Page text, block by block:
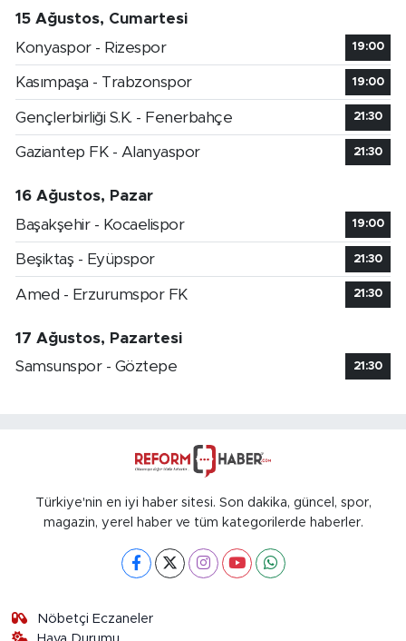
15 Ağustos, Cumartesi
Konyaspor - Rizespor
19:00
Kasımpaşa - Trabzonspor 19:00
Gençlerbirliği S.K. - Fenerbahçe 21:30
Gaziantep FK - Alanyaspor 21:30
16 Ağustos, Pazar
Başakşehir - Kocaelispor
19:00
Beşiktaş - Eyüpspor 21:30
Amed - Erzurumspor FK 21:30
17 Ağustos, Pazartesi
Samsunspor - Göztepe
21:30
Türkiye'nin en iyi haber sitesi. Son dakika, güncel, spor,
magazin, yerel haber ve tüm kategorilerde haberler.
Nöbetçi Eczaneler
Hava Durumu